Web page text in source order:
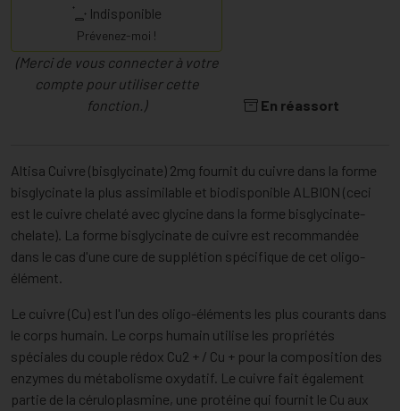
Indisponible
Prévenez-moi !
(Merci de vous connecter à votre
compte pour utiliser cette
fonction.)
En réassort
Altisa Cuivre (bisglycinate) 2mg fournit du cuivre dans la forme
bisglycinate la plus assimilable et biodisponible ALBION (ceci
est le cuivre chelaté avec glycine dans la forme bisglycinate-
chelate). La forme bisglycinate de cuivre est recommandée
dans le cas d'une cure de supplétion spécifique de cet oligo-
élément.
Le cuivre (Cu) est l'un des oligo-éléments les plus courants dans
le corps humain. Le corps humain utilise les propriétés
spéciales du couple rédox Cu2 + / Cu + pour la composition des
enzymes du métabolisme oxydatif. Le cuivre fait également
partie de la céruloplasmine, une protéine qui fournit le Cu aux